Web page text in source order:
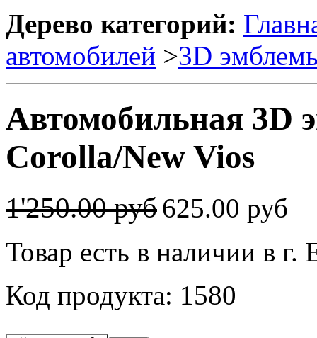
Дерево категорий:
автомобилей >3D
Автомобильная 3D
Corolla/New Vios
1'250.00 руб625.00 руб
Товар есть в наличии в г.
Код продукта: 1580